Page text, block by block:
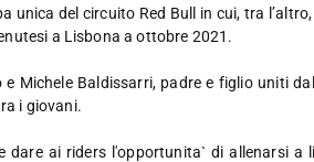
del circuito Red Bull in cui, tra
a Lisbona a ottobre 2021.
Michele Baldissarri, padre e figlio uniti
i giovani.
ai riders l'opportunita` di allenarsi a